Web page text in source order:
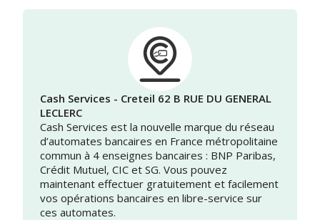
Cash Services - Creteil 62 B RUE DU GENERAL
LECLERC
Cash Services est la nouvelle marque du réseau
d’automates bancaires en France métropolitaine
commun à 4 enseignes bancaires : BNP Paribas,
Crédit Mutuel, CIC et SG. Vous pouvez
maintenant effectuer gratuitement et facilement
vos opérations bancaires en libre-service sur
ces automates.